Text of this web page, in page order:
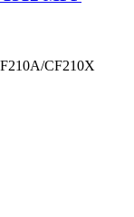
CF210X